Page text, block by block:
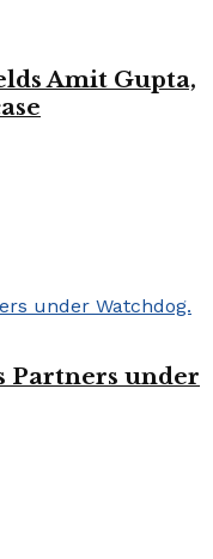
Amit Gupta,
Partners under